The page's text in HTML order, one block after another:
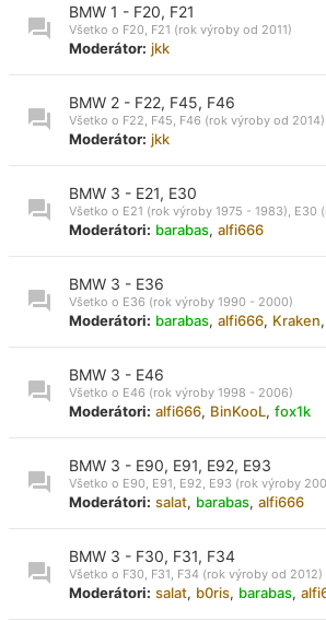
BMW 1 - F20, F21
Všetko o F20, F21 (rok výroby od 2011)
Moderátor: jkk
BMW 2 - F22, F45, F46
Všetko o F22, F45, F46 (rok výroby od 2014)
Moderátor: jkk
BMW 3 - E21, E30
Všetko o E21 (rok výroby 1975 - 1983), E30
Moderátori: barabas, alfi666
BMW 3 - E36
Všetko o E36 (rok výroby 1990 - 2000)
Moderátori: barabas, alfi666, Kraken,
BMW 3 - E46
Všetko o E46 (rok výroby 1998 - 2006)
Moderátori: alfi666, BinKooL, fox1k
BMW 3 - E90, E91, E92, E93
Všetko o E90, E91, E92, E93 (rok výroby
Moderátori: salat, barabas, alfi666
BMW 3 - F30, F31, F34
Všetko o F30, F31, F34 (rok výroby od 2012)
Moderátori: salat, b0ris, barabas,